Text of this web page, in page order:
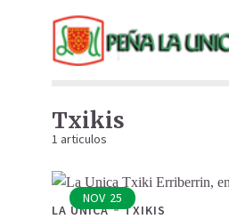
Txikis
1 articulos
NOV 25
LA UNICA TXIKIS